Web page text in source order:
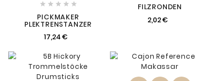
    
PICKMAKER
PLEKTRENSTANZER
17,24 €
FILZRONDEN
2,02 €